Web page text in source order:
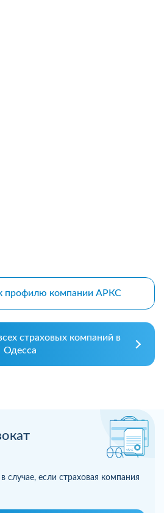
если страховая компания
к профилю компании АРКС
страховых компаний в
Одесса